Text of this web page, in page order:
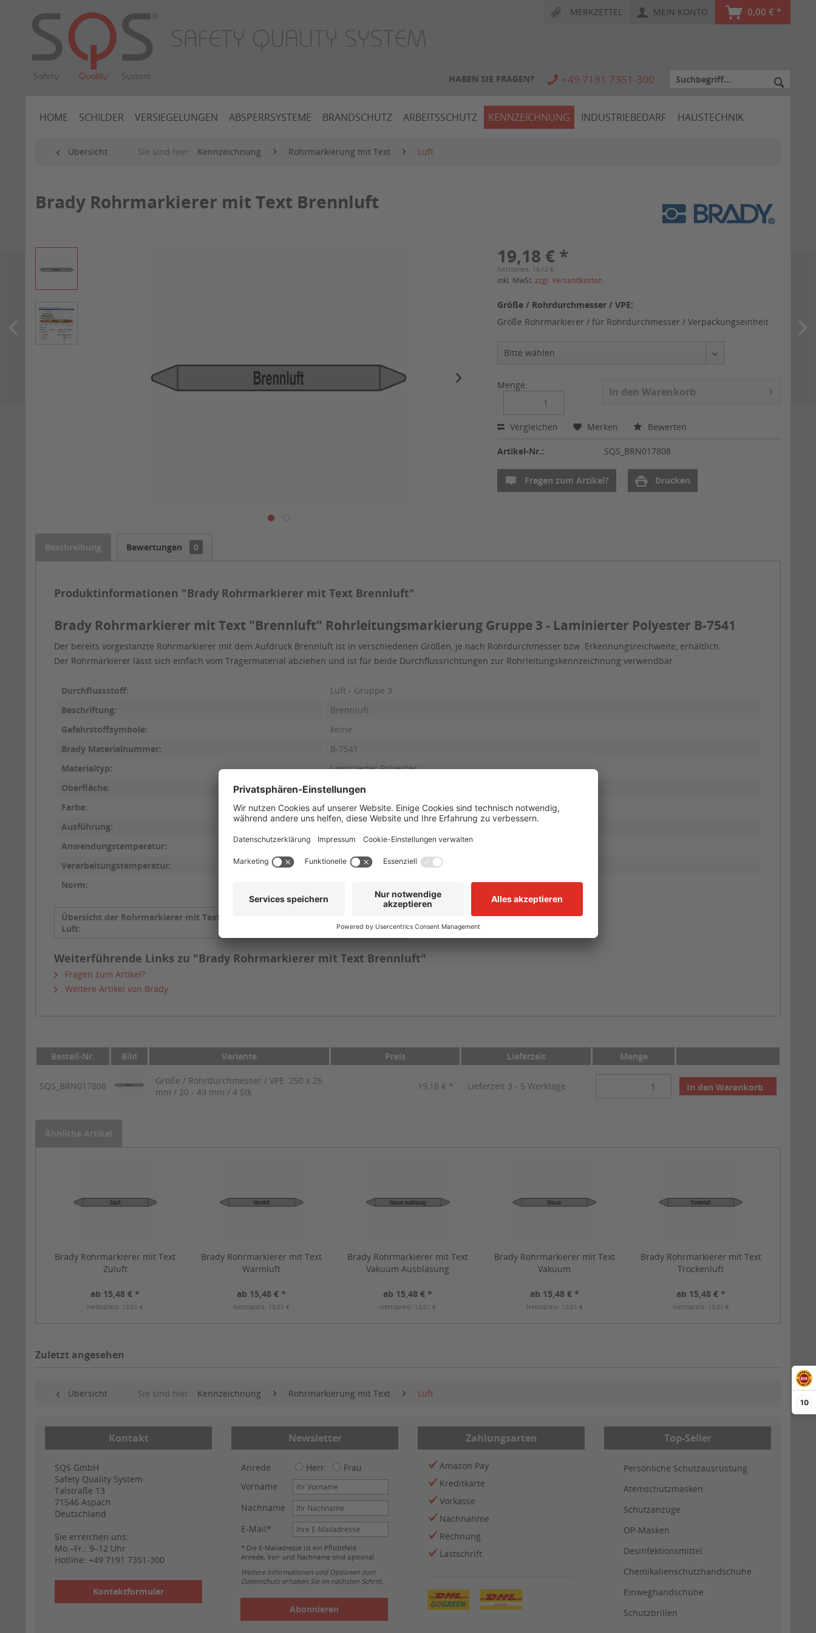
10
MERKZETTEL MEIN KONTO 0,00 € *
HABEN SIE FRAGEN? +49 7191 7351-300
HOME SCHILDER VERSIEGELUNGEN ABSPERRSYSTEME BRANDSCHUTZ ARBEITSSCHUTZ KENNZEICHNUNG INDUSTRIEBEDARF HAUSTECHNIK
Übersicht Sie sind hier: Kennzeichnung Rohrmarkierung mit Text Luft
Brady Rohrmarkierer mit Text Brennluft
19,18 € *
Nettopreis: 16,12 €
inkl. MwSt.zzgl. Versandkosten
Größe / Rohrdurchmesser / VPE:
Größe Rohrmarkierer / für Rohrdurchmesser / Verpackungseinheit
Menge:
In den Warenkorb
Vergleichen Merken Bewerten
Artikel-Nr.: SQS_BRN017808
Fragen zum Artikel? Drucken
Beschreibung Bewertungen 0
Produktinformationen "Brady Rohrmarkierer mit Text Brennluft"
Brady Rohrmarkierer mit Text "Brennluft" Rohrleitungsmarkierung Gruppe 3 - Laminierter Polyester B-7541
Der bereits vorgestanzte Rohrmarkierer mit dem Aufdruck Brennluft ist in verschiedenen Größen, je nach Rohrdurchmesser bzw. Erkennungsreichweite, erhältlich.
Der Rohrmarkierer lässt sich einfach vom Trägermaterial abziehen und ist für beide Durchflussrichtungen zur Rohrleitungskennzeichnung verwendbar
Durchflussstoff:
Luft - Gruppe 3
Beschriftung:
Brennluft
Gefahrstoffsymbole:
keine
Brady Materialnummer:
B-7541
Materialtyp:
Laminierter Polyester
Oberfläche:
glänzend
Farbe:
Schwarz auf Grau
Ausführung:
selbstklebend, vorgestanzt auf Trägermaterial
Anwendungstemperatur:
Verarbeitungstemperatur:
mind. +10 °C
Norm:
Übersicht der Rohrmarkierer mit Text
Luft:
Weiterführende Links zu "Brady Rohrmarkierer mit Text Brennluft"
Fragen zum Artikel?
Weitere Artikel von Brady
Bestell-Nr. Bild Variante Preis Lieferzeit Menge
SQS_BRN017808
Größe / Rohrdurchmesser / VPE: 250 x 26
mm / 20 - 49 mm / 4 Stk
19,18 € * Lieferzeit 3 - 5 Werktage In den Warenkorb
Ähnliche Artikel
Brady Rohrmarkierer mit Text
Zuluft
ab 15,48 € *
Nettopreis: 13,01 €
Brady Rohrmarkierer mit Text
Warmluft
ab 15,48 € *
Nettopreis: 13,01 €
Brady Rohrmarkierer mit Text
Vakuum Ausblasung
ab 15,48 € *
Nettopreis: 13,01 €
Brady Rohrmarkierer mit Text
Vakuum
ab 15,48 € *
Nettopreis: 13,01 €
Brady Rohrmarkierer mit Text
Trockenluft
ab 15,48 € *
Nettopreis: 13,01 €
Zuletzt angesehen
Übersicht Sie sind hier: Kennzeichnung Rohrmarkierung mit Text Luft
Kontakt
SQS GmbH
Safety Quality System
Talstraße 13
71546 Aspach
Deutschland
Sie erreichen uns:
Mo.–Fr.: 9–12 Uhr
Hotline: +49 7191 7351-300
Kontaktformular
Newsletter
Anrede Herr
Frau
Vorname
Nachname
E-Mail*
* Die E-Mailadresse ist ein Pflichtfeld
Anrede, Vor- und Nachname sind optional
Weitere Informationen und Optionen zum
Datenschutz erhalten Sie im nächsten Schritt.
Abonnieren
Zahlungsarten
Amazon Pay
Kreditkarte
Vorkasse
Nachnahme
Rechnung
Lastschrift
Top-Seller
Persönliche Schutzausrüstung
Atemschutzmasken
Schutzanzüge
OP-Masken
Desinfektionsmittel
Chemikalienschutzhandschuhe
Einweghandschuhe
Schutzbrillen